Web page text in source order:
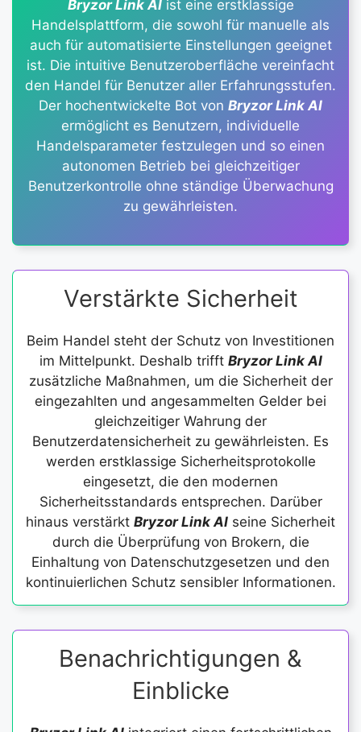
Bryzor Link AIist eine erstklassige
Handelsplattform, die sowohl für manuelle als
auch für automatisierte Einstellungen geeignet
ist. Die intuitive Benutzeroberfläche vereinfacht
den Handel für Benutzer aller Erfahrungsstufen.
Der hochentwickelte Bot von Bryzor Link AI
ermöglicht es Benutzern, individuelle
Handelsparameter festzulegen und so einen
autonomen Betrieb bei gleichzeitiger
Benutzerkontrolle ohne ständige Überwachung
zu gewährleisten.
Verstärkte Sicherheit
Beim Handel steht der Schutz von Investitionen
im Mittelpunkt. Deshalb trifft Bryzor Link AI
zusätzliche Maßnahmen, um die Sicherheit der
eingezahlten und angesammelten Gelder bei
gleichzeitiger Wahrung der
Benutzerdatensicherheit zu gewährleisten. Es
werden erstklassige Sicherheitsprotokolle
eingesetzt, die den modernen
Sicherheitsstandards entsprechen. Darüber
hinaus verstärkt Bryzor Link AI seine Sicherheit
durch die Überprüfung von Brokern, die
Einhaltung von Datenschutzgesetzen und den
kontinuierlichen Schutz sensibler Informationen.
Benachrichtigungen &
Einblicke